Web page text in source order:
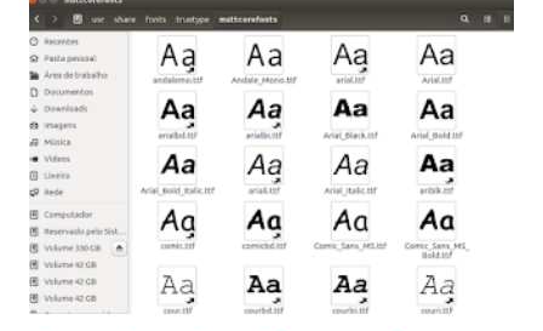
para usuários iniciantes... 1- Atualizar a lista de pacotes: $
sudo apt-get update 2- Atualizar toda a distro: $ sudo apt-
get -f dist-upgrade ou update-manager -d -c 3- Instalar
pacotes: $ sudo apt-get install [nome do pacote] 4-
Procurar arquivos corrompidos: $ sudo apt-get check 5-
Corrigir problemas de dependências, concluir instalação de
pacotes pendentes e outros erros: $ sudo apt-get -f install
6- Se o comando sudo apt-get -f install nã...